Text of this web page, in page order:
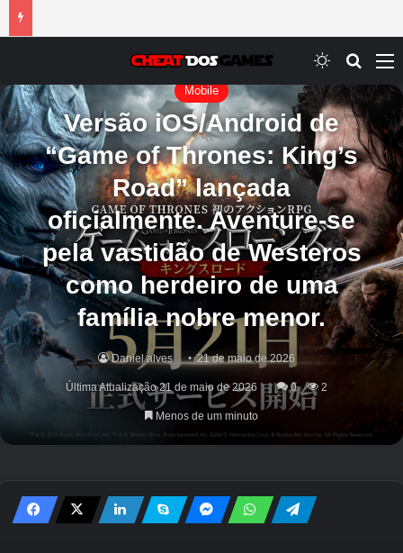
Switch skin
Mobile
Versão iOS/Android de
“Game of Thrones: King’s
Road” lançada
oficialmente. Aventure-se
pela vastidão de Westeros
como herdeiro de uma
família nobre menor.
Daniel alves 21 de maio de 2026
Última Atualização 21 de maio de 2026 0 2
Menos de um minuto